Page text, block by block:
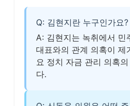
Q: 김현지란 누구인가요?
A: 김현지는 녹취에서 민
대표와의 관계 의혹이 제
요 정치 자금 관리 의혹
다.